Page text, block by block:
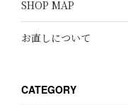
SHOP MAP
お直しについて
CATEGORY